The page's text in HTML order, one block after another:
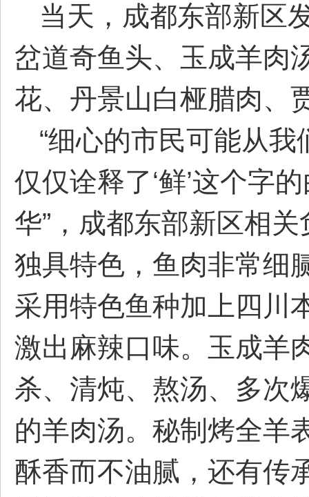
当天，成都东部新区
岔道奇鱼头、玉成羊肉
花、丹景山白桠腊肉、
“细心的市民可能从我
仅仅诠释了‘鲜’这个字
华”，成都东部新区相
独具特色，鱼肉非常细
采用特色鱼种加上四川
激出麻辣口味。玉成羊
杀、清炖、熬汤、多次
的羊肉汤。秘制烤全羊
酥香而不油腻，还有传